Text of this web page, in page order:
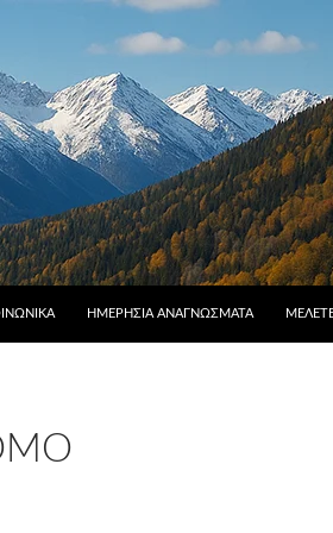
ΗΜΕΡΉΣΙΑ ΑΝΑΓΝΏΣΜΑΤΑ